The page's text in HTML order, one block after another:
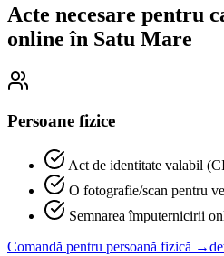
Acte necesare pentru
online în Satu Mare
Persoane fizice
Act de identitate valabil
O fotografie/scan pentru
Semnarea împuternicirii
Comandă pentru persoană fizică →